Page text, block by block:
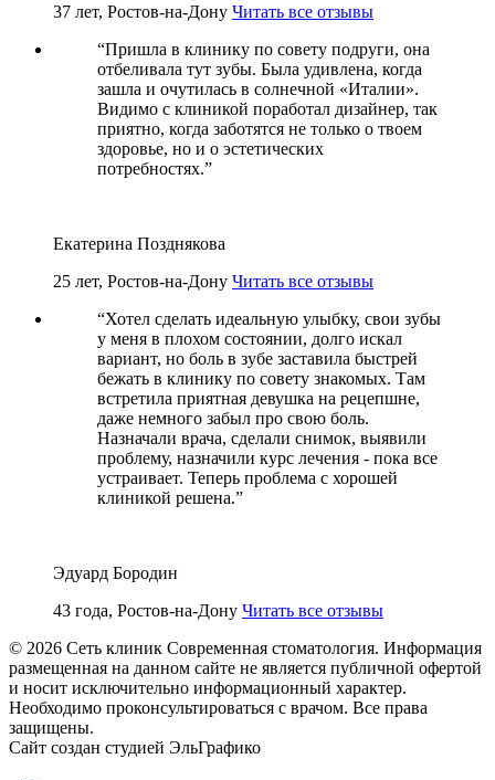
37 лет, Ростов-на-Дону Читать все отзывы
“Пришла в клинику по совету подруги, она
отбеливала тут зубы. Была удивлена, когда
зашла и очутилась в солнечной «Италии».
Видимо с клиникой поработал дизайнер, так
приятно, когда заботятся не только о твоем
здоровье, но и о эстетических
потребностях.”
Екатерина Позднякова
25 лет, Ростов-на-Дону Читать все отзывы
“Хотел сделать идеальную улыбку, свои зубы
у меня в плохом состоянии, долго искал
вариант, но боль в зубе заставила быстрей
бежать в клинику по совету знакомых. Там
встретила приятная девушка на рецепшне,
даже немного забыл про свою боль.
Назначали врача, сделали снимок, выявили
проблему, назначили курс лечения - пока все
устраивает. Теперь проблема с хорошей
клиникой решена.”
Эдуард Бородин
43 года, Ростов-на-Дону Читать все отзывы
© 2026 Сеть клиник Современная стоматология. Информация
размещенная на данном сайте не является публичной офертой
и носит исключительно информационный характер.
Необходимо проконсультироваться с врачом. Все права
защищены.
Сайт создан студией ЭльГрафико